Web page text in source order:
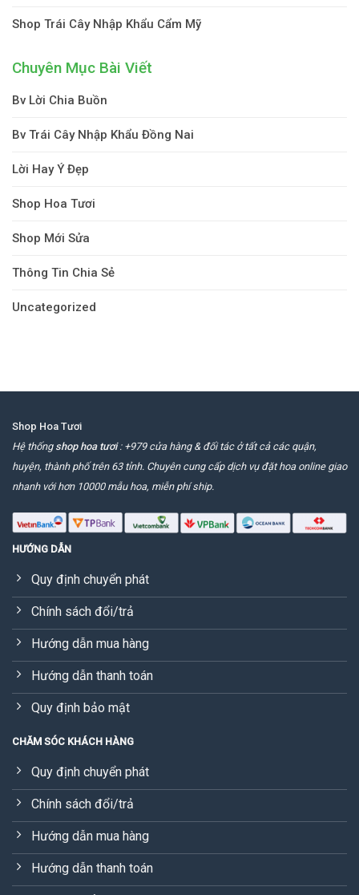
Shop Trái Cây Nhập Khẩu Cẩm Mỹ
Chuyên Mục Bài Viết
Bv Lời Chia Buồn
Bv Trái Cây Nhập Khẩu Đồng Nai
Lời Hay Ý Đẹp
Shop Hoa Tươi
Shop Mới Sửa
Thông Tin Chia Sẻ
Uncategorized
Shop Hoa Tươi
Hệ thống shop hoa tươi: +979 cửa hàng & đối tác ở tất cả các quận,
huyện, thành phố trên 63 tỉnh. Chuyên cung cấp dịch vụ đặt hoa online giao
nhanh với hơn 10000 mẫu hoa, miễn phí ship.
HƯỚNG DẪN
Quy định chuyển phát
Chính sách đổi/trả
Hướng dẫn mua hàng
Hướng dẫn thanh toán
Quy định bảo mật
CHĂM SÓC KHÁCH HÀNG
Quy định chuyển phát
Chính sách đổi/trả
Hướng dẫn mua hàng
Hướng dẫn thanh toán